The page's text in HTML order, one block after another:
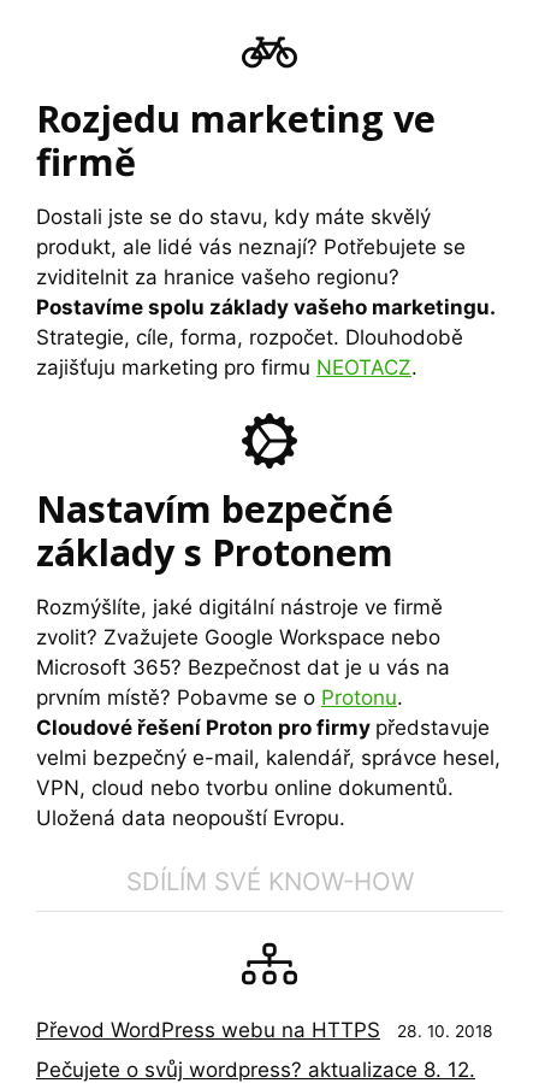
Rozjedu marketing ve
firmě
Dostali jste se do stavu, kdy máte skvělý
produkt, ale lidé vás neznají? Potřebujete se
zviditelnit za hranice vašeho regionu?
Postavíme spolu základy vašeho marketingu.
Strategie, cíle, forma, rozpočet. Dlouhodobě
zajišťuju marketing pro firmu NEOTACZ.
Nastavím bezpečné
základy s Protonem
Rozmýšlíte, jaké digitální nástroje ve firmě
zvolit? Zvažujete Google Workspace nebo
Microsoft 365? Bezpečnost dat je u vás na
prvním místě? Pobavme se o Protonu.
Cloudové řešení Proton pro firmy představuje
velmi bezpečný e-mail, kalendář, správce hesel,
VPN, cloud nebo tvorbu online dokumentů.
Uložená data neopouští Evropu.
SDÍLÍM SVÉ KNOW-HOW
Převod WordPress webu na HTTPS 28. 10. 2018
Pečujete o svůj wordpress? aktualizace 8. 12.